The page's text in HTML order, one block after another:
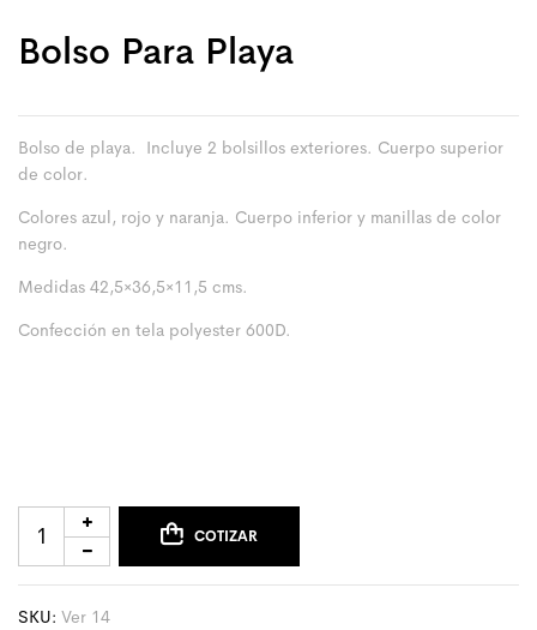
Bolso Para Playa
Bolso de playa. Incluye 2 bolsillos exteriores. Cuerpo superior
de color.
Colores azul, rojo y naranja. Cuerpo inferior y manillas de color
negro.
Medidas 42,5×36,5×11,5 cms.
Confección en tela polyester 600D.
COTIZAR
SKU: Ver 14